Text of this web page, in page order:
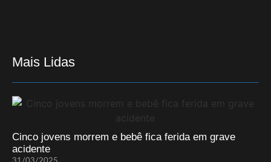
Mais Lidas
Cinco jovens morrem e bebê fica ferida em grave
acidente